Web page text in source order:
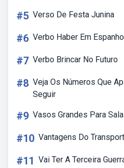
#5 Verso De Festa Junina
#6 Verbo Haber Em
#7 Verbo Brincar No Futuro
#8 Veja Os Números Que
Seguir
#9 Vasos Grandes Para Sala
#10 Vantagens Do
#11 Vai Ter A Terceira